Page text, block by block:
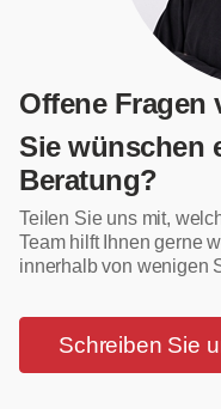
Offene Fragen
Sie wünschen
Beratung?
Teilen Sie uns mit,
Team hilft Ihnen gerne
innerhalb von wenigen
Schreiben Sie